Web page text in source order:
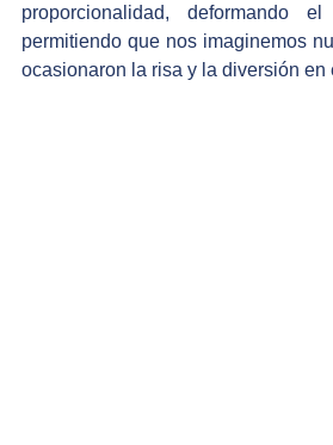
proporcionalidad, deformando
permitiendo que nos imaginemos
ocasionaron la risa y la diversión en